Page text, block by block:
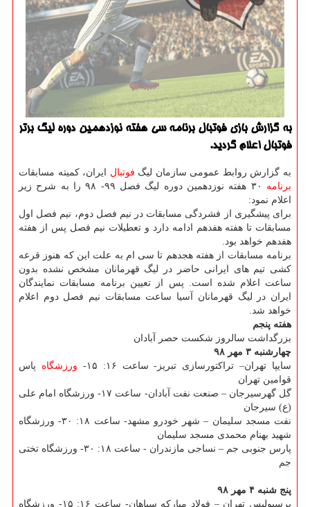
به گزارش بازی فوتبال برنامه سی هفته نوزدهمین دوره لیگ برتر
فوتبال اعلام گردید.
به گزارش روابط عمومی سازمان لیگ فوتبال ایران، كمیته مسابقات
برنامه
۳۰ هفته نوزدهمین دوره لیگ فصل ۹۹- ۹۸ را به شرح زیر
اعلام نمود:
برای پیشگیری از فشردگی مسابقات در نیم فصل دوم، نیم فصل اول
مسابقات تا هفته هفدهم ادامه دارد و تعطیلات نیم فصل پس از هفته
هفدهم خواهد بود.
برنامه مسابقات از هفته هجدهم تا سی ام به علت این كه هنوز قرعه
كشی تیم های ایرانی حاضر در لیگ قهرمانان مشخص نشده بدون
ساعت اعلام شده است. پس از تعیین برنامه مسابقات نمایندگان
ایران در لیگ قهرمانان آسیا ساعت مسابقات نیم فصل دوم اعلام
خواهد شد.
هفته پنجم
بزرگداشت سالروز شكست حصر آبادان
چهارشنبه ۳ مهر ۹۸
سایپا تهران– تراكتورسازی تبریز- ساعت ۱۶: ۱۵-
ورزشگاه پاس
قوامین تهران
گل گهرسیرجان – صنعت نفت آبادان- ساعت ۱۷- ورزشگاه امام علی
(ع) سیرجان
نفت مسجد سلیمان – شهر خودرو مشهد- ساعت ۱۸: ۳۰- ورزشگاه
شهید بهنام محمدی مسجد سلیمان
پارس جنوبی جم – نساجی مازندران - ساعت ۱۸: ۳۰- ورزشگاه تختی
جم
پنج شنبه ۴ مهر ۹۸
پرسپولیس تهران – فولاد مباركه سپاهان- ساعت ۱۶: ۱۵- ورزشگاه